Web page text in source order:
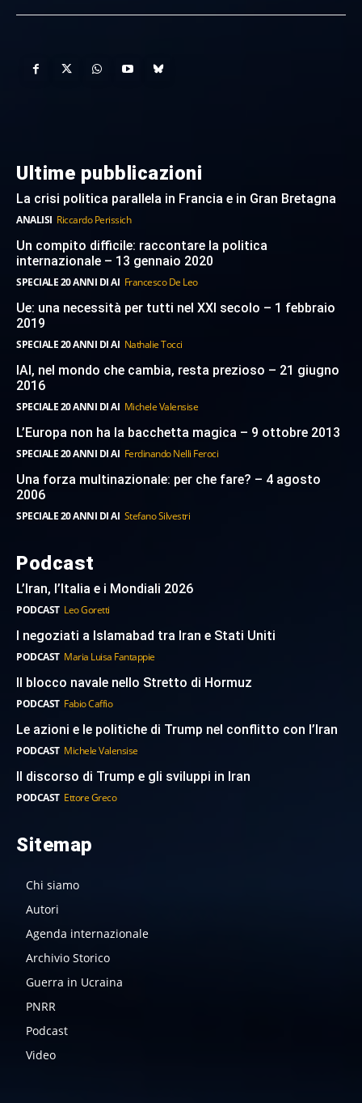
Ultime pubblicazioni
La crisi politica parallela in Francia e in Gran Bretagna
ANALISI Riccardo Perissich
Un compito difficile: raccontare la politica
internazionale – 13 gennaio 2020
SPECIALE 20 ANNI DI AI Francesco De Leo
Ue: una necessità per tutti nel XXI secolo – 1 febbraio
2019
SPECIALE 20 ANNI DI AI Nathalie Tocci
IAI, nel mondo che cambia, resta prezioso – 21 giugno
2016
SPECIALE 20 ANNI DI AI Michele Valensise
L’Europa non ha la bacchetta magica – 9 ottobre 2013
SPECIALE 20 ANNI DI AI Ferdinando Nelli Feroci
Una forza multinazionale: per che fare? – 4 agosto
2006
SPECIALE 20 ANNI DI AI Stefano Silvestri
Podcast
L’Iran, l’Italia e i Mondiali 2026
PODCAST Leo Goretti
I negoziati a Islamabad tra Iran e Stati Uniti
PODCAST Maria Luisa Fantappie
Il blocco navale nello Stretto di Hormuz
PODCAST Fabio Caffio
Le azioni e le politiche di Trump nel conflitto con l’Iran
PODCAST Michele Valensise
Il discorso di Trump e gli sviluppi in Iran
PODCAST Ettore Greco
Sitemap
Chi siamo
Autori
Agenda internazionale
Archivio Storico
Guerra in Ucraina
PNRR
Podcast
Video